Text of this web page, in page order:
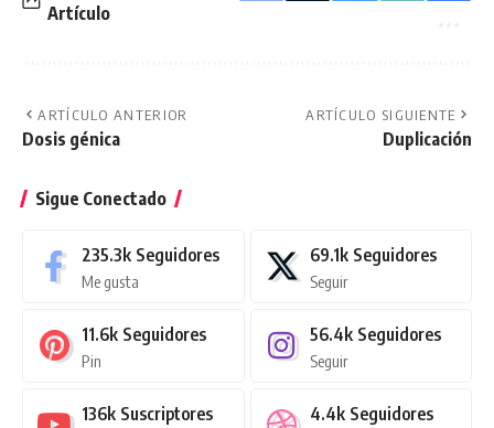
Artículo
ARTÍCULO ANTERIOR
Dosis génica
ARTÍCULO SIGUIENTE
Duplicación
Sigue Conectado
235.3k Seguidores
Me gusta
69.1k Seguidores
Seguir
11.6k Seguidores
Pin
56.4k Seguidores
Seguir
136k Suscriptores 4.4k Seguidores